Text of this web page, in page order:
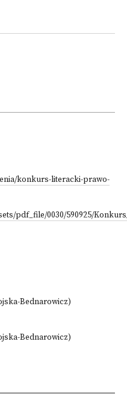
konkurs-literacki-prawo-
pdf_file/0030/590925/
Bednarowicz)
Bednarowicz)